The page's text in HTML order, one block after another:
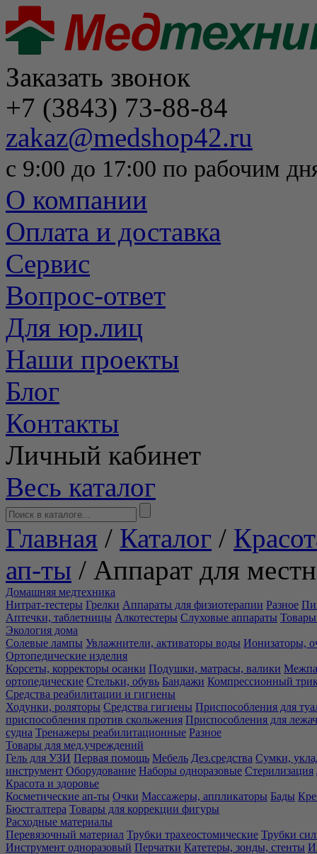
Заказать звонок
+7 (3843) 73-88-84
zakaz@medshop42.ru
с 9:00 до 17:00 по рабочим
О компании
Оплата и доставка
Сервис
Вопрос-ответ
Для юр.лиц
Наши проекты
Блог
Контакты
Личный кабинет
Весь каталог
Главная / Каталог /
ап-ты / Аппарат для
Домашняя медтехника
Нитрат-тестеры Грелки Аппараты для физиотерапии Разное
Аптечки, таблетницы Алкотестеры Слуховые аппараты Товары
Экология дома
Солевые лампы Увлажнители, активаторы воды Ионизаторы,
Ортопедические изделия
Корсеты, корректоры осанки Подушки, матрасы, валики
ортопедические Стельки, обувь Бандажи Компрессионный
Средства реабилитации и гигиены
Ходунки, роляторы Средства гигиены Приспособления для
приспособления против скольжения Приспособления для
судна Тренажеры реабилитационные Разное
Товары для мед.учреждений
Гель для УЗИ Первая помощь Мебель Дез.средства Сумки,
инструмент Оборудование Наборы одноразовые Стерилизация
Красота и здоровье
Косметические ап-ты Очки Массажеры, аппликаторы Бады
Бюстгалтера Товары для коррекции фигуры
Расходные материалы
Перевязочный материал Трубки трахеостомические Трубки
Инструмент одноразовый Перчатки Катетеры, зонды, стенты